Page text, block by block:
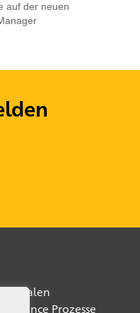
auf der neuen
digitalen
Prozesse